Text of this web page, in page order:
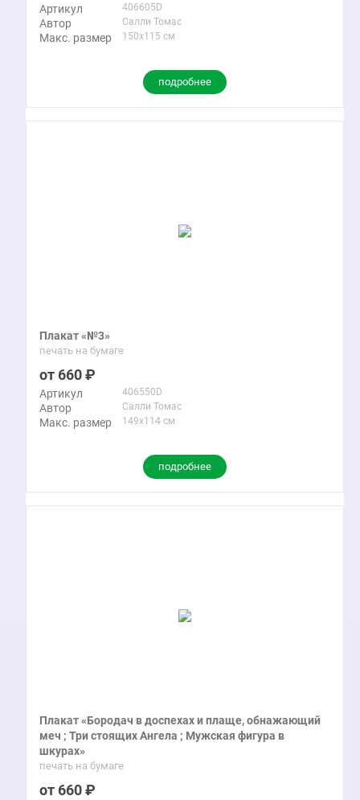
Артикул 406605D
Автор Салли Томас
Макс. размер 150x115 см
подробнее
Плакат «№3»
печать на бумаге
660
Артикул 406550D
Автор Салли Томас
Макс. размер 149x114 см
подробнее
Плакат «Бородач в доспехах и плаще, обнажающий
меч ; Три стоящих Ангела ; Мужская фигура в
шкурах»
печать на бумаге
660